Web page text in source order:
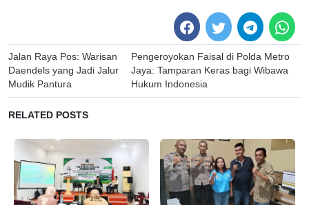
Post
navigation
Jalan Raya Pos: Warisan
Daendels yang Jadi Jalur
Mudik Pantura
Pengeroyokan Faisal di Polda Metro
Jaya: Tamparan Keras bagi Wibawa
Hukum Indonesia
RELATED POSTS